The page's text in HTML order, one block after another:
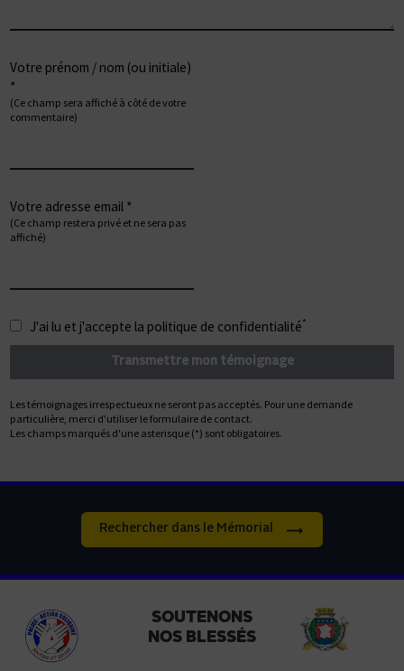
Votre prénom / nom (ou initiale)
*
(Ce champ sera affiché à côté de votre
commentaire)
Votre adresse email *
(Ce champ restera privé et ne sera pas
affiché)
J'ai lu et j'accepte la politique de confidentialité*
Les témoignages irrespectueux ne seront pas acceptés. Pour une demande
particulière, merci d'utiliser le formulaire de contact.
Les champs marqués d'une asterisque (*) sont obligatoires.
Rechercher dans le Mémorial
SOUTENONS
NOS BLESSÉS